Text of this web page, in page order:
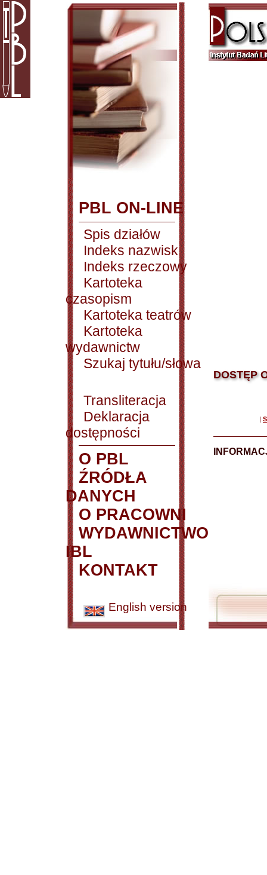
PBL ON-LINE
Spis działów
Indeks nazwisk
Indeks rzeczowy
Kartoteka
czasopism
Kartoteka teatrów
Kartoteka
wydawnictw
Szukaj tytułu/słowa
Transliteracja
Deklaracja
dostępności
O PBL
ŹRÓDŁA
DANYCH
O PRACOWNI
WYDAWNICTWO
IBL
KONTAKT
English version
DOSTĘP
|